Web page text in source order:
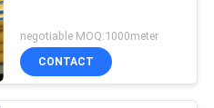
negotiable MOQ:1000meter
CONTACT